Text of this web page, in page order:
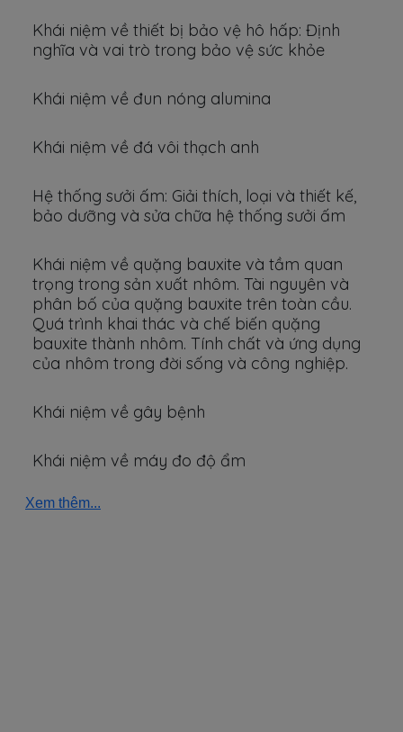
Khái niệm về thiết bị bảo vệ hô hấp: Định
nghĩa và vai trò trong bảo vệ sức khỏe
Khái niệm về đun nóng alumina
Khái niệm về đá vôi thạch anh
Hệ thống sưởi ấm: Giải thích, loại và thiết kế,
bảo dưỡng và sửa chữa hệ thống sưởi ấm
Khái niệm về quặng bauxite và tầm quan
trọng trong sản xuất nhôm. Tài nguyên và
phân bố của quặng bauxite trên toàn cầu.
Quá trình khai thác và chế biến quặng
bauxite thành nhôm. Tính chất và ứng dụng
của nhôm trong đời sống và công nghiệp.
Khái niệm về gây bệnh
Khái niệm về máy đo độ ẩm
Xem thêm...